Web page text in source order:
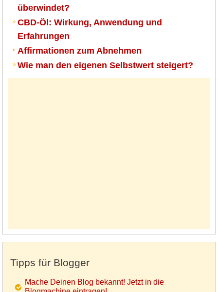
überwindet?
CBD-Öl: Wirkung, Anwendung und
Erfahrungen
Affirmationen zum Abnehmen
Wie man den eigenen Selbstwert steigert?
Tipps für Blogger
Mache Deinen Blog bekannt! Jetzt in die